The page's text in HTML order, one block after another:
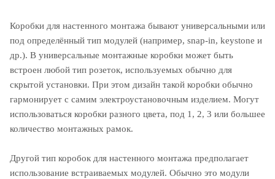
Коробки для настенного монтажа бывают универсальными или
под определённый тип модулей (например, snap-in, keystone и
др.). В универсальные монтажные коробки может быть
встроен любой тип розеток, используемых обычно для
скрытой установки. При этом дизайн такой коробки обычно
гармонирует с самим электроустановочным изделием. Могут
использоваться коробки разного цвета, под 1, 2, 3 или большее
количество монтажных рамок.
Другой тип коробок для настенного монтажа предполагает
использование встраиваемых модулей. Обычно это модули